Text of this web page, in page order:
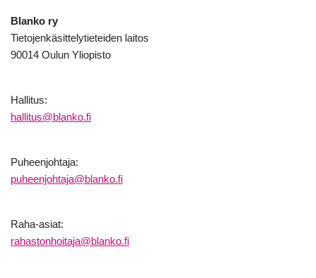
Blanko ry
Tietojenkäsittelytieteiden laitos
90014 Oulun Yliopisto
Hallitus:
hallitus@blanko.fi
Puheenjohtaja:
puheenjohtaja@blanko.fi
Raha-asiat:
rahastonhoitaja@blanko.fi